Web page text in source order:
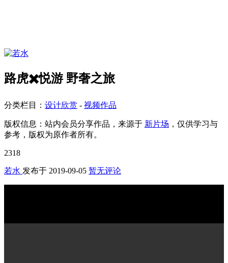
路虎✖️悦游 野奢之旅
分类栏目： 设计欣赏 - 视频作品
版权信息： 站内会员分享作品，来源于 新片场 ，仅供学习与
参考，版权为原作者所有。
2318
若水 发布于 2019-09-05 暂无评论